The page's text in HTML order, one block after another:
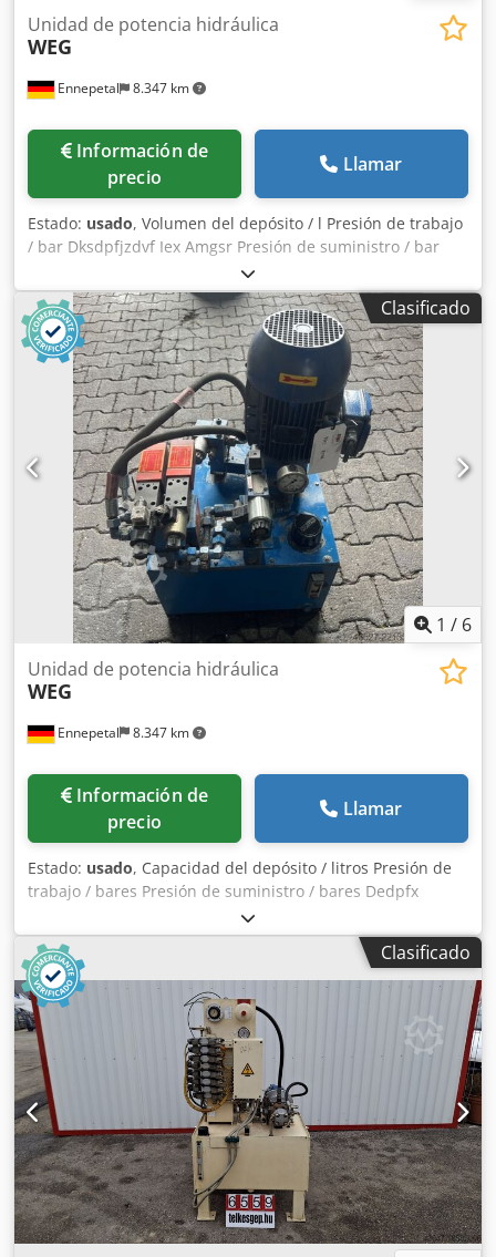
Ennepetal 8.347 km
Unidad de potencia hidráulica
WEG
Información de
precio
Llamar
Estado: usado, Volumen del depósito / l Presión de trabajo
/ bar Dksdpfjzdvf Iex Amgsr Presión de suministro / bar
Peso / kg Espacio necesario, aproximadamente / m
Clasificado
1 / 6
Ennepetal 8.347 km
Unidad de potencia hidráulica
WEG
Información de
precio
Llamar
Estado: usado, Capacidad del depósito / litros Presión de
trabajo / bares Presión de suministro / bares Dedpfx
Aezdvfzjmgskr Peso / kg Espacio requerido,
aproximadamente / m
Clasificado